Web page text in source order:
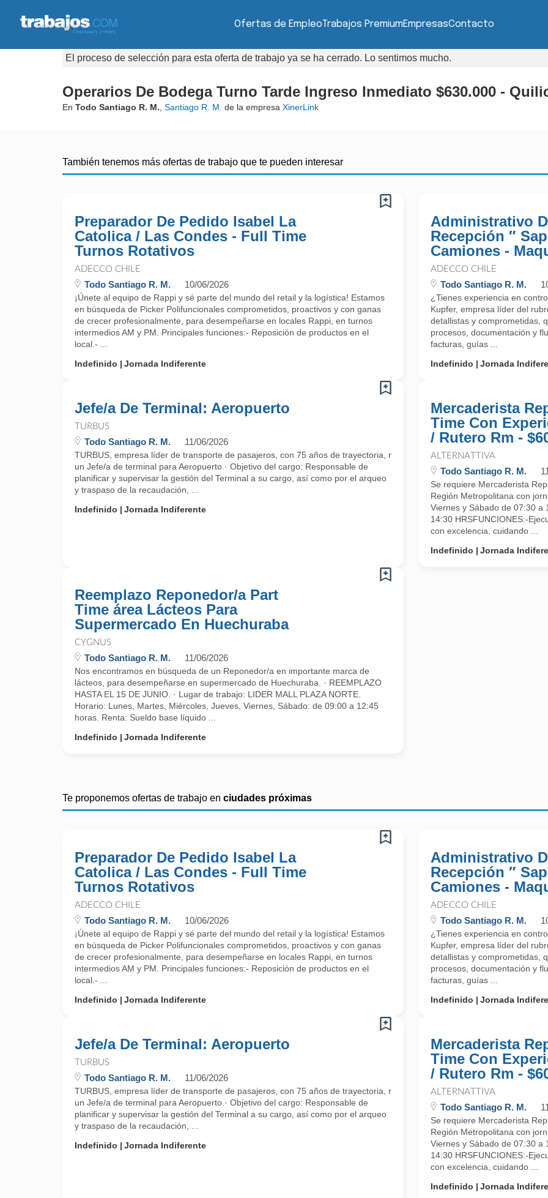
Ofertas de EmpleoTrabajos PremiumEmpresasContacto
El proceso de selección para esta oferta de trabajo ya se ha cerrado. Lo sentimos mucho.
Operarios De Bodega Turno Tarde Ingreso Inmediato $630.000 -
En Todo Santiago R. M. Santiago R. M. de la empresa XinerLink
También tenemos más ofertas de trabajo que te pueden interesar
Preparador De Pedido Isabel La
Catolica / Las Condes - Full Time
Turnos Rotativos
ADECCO CHILE
Todo Santiago R. M. 10/06/2026
¡Únete al equipo de Rappi y sé parte del mundo del retail y la logística! Estamos
en búsqueda de Picker Polifuncionales comprometidos, proactivos y con ganas
de crecer profesionalmente, para desempeñarse en locales Rappi, en turnos
intermedios AM y PM. Principales funciones:- Reposición de productos en el
local.- ...
Indefinido
Jornada Indiferente
Administrativo
Recepción ″
Camiones -
ADECCO CHILE
Todo Santiago R. M.
¿Tienes experiencia en
Kupfer, empresa líder del
detallistas y comprometidas,
procesos, documentación y
facturas, guías ...
Indefinido
Jornada
Jefe/a De Terminal: Aeropuerto
TURBUS
Todo Santiago R. M. 11/06/2026
TURBUS, empresa líder de transporte de pasajeros, con 75 años de trayectoria, requiere incorporar a su equipo a
un Jefe/a de terminal para Aeropuerto.· Objetivo del cargo: Responsable de
planificar y supervisar la gestión del Terminal a su cargo, así como por el arqueo
y traspaso de la recaudación, ...
Indefinido
Jornada Indiferente
Mercaderista
Time Con
/ Rutero Rm -
ALTERNATTIVA
Todo Santiago R. M.
Se requiere Mercaderista
Región Metropolitana con
Viernes y Sábado de 07:30 a
14:30 HRSFUNCIONES:-
con excelencia, cuidando ...
Indefinido
Jornada
Reemplazo Reponedor/a Part
Time área Lácteos Para
Supermercado En Huechuraba
CYGNUS
Todo Santiago R. M. 11/06/2026
Nos encontramos en búsqueda de un Reponedor/a en importante marca de
lácteos, para desempeñarse en supermercado de Huechuraba. · REEMPLAZO
HASTA EL 15 DE JUNIO. · Lugar de trabajo: LIDER MALL PLAZA NORTE.
Horario: Lunes, Martes, Miércoles, Jueves, Viernes, Sábado: de 09:00 a 12:45
horas. Renta: Sueldo base líquido ...
Indefinido
Jornada Indiferente
Te proponemos ofertas de trabajo en ciudades próximas
Preparador De Pedido Isabel La
Catolica / Las Condes - Full Time
Turnos Rotativos
ADECCO CHILE
Todo Santiago R. M. 10/06/2026
¡Únete al equipo de Rappi y sé parte del mundo del retail y la logística! Estamos
en búsqueda de Picker Polifuncionales comprometidos, proactivos y con ganas
de crecer profesionalmente, para desempeñarse en locales Rappi, en turnos
intermedios AM y PM. Principales funciones:- Reposición de productos en el
local.- ...
Indefinido
Jornada Indiferente
Administrativo
Recepción ″
Camiones -
ADECCO CHILE
Todo Santiago R. M.
¿Tienes experiencia en
Kupfer, empresa líder del
detallistas y comprometidas,
procesos, documentación y
facturas, guías ...
Indefinido
Jornada
Jefe/a De Terminal: Aeropuerto
TURBUS
Todo Santiago R. M. 11/06/2026
TURBUS, empresa líder de transporte de pasajeros, con 75 años de trayectoria, requiere incorporar a su equipo a
un Jefe/a de terminal para Aeropuerto.· Objetivo del cargo: Responsable de
planificar y supervisar la gestión del Terminal a su cargo, así como por el arqueo
y traspaso de la recaudación, ...
Indefinido
Jornada Indiferente
Mercaderista
Time Con
/ Rutero Rm -
ALTERNATTIVA
Todo Santiago R. M.
Se requiere Mercaderista
Región Metropolitana con
Viernes y Sábado de 07:30 a
14:30 HRSFUNCIONES:-
con excelencia, cuidando ...
Indefinido
Jornada